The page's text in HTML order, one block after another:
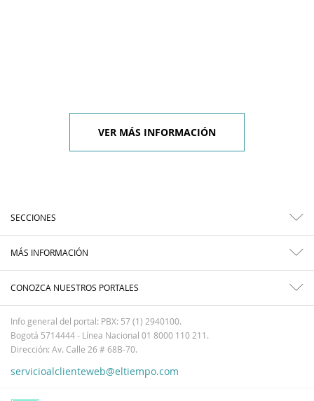
VER MÁS INFORMACIÓN
SECCIONES
MÁS INFORMACIÓN
CONOZCA NUESTROS PORTALES
Info general del portal: PBX: 57 (1) 2940100.
Bogotá 5714444 - Línea Nacional 01 8000 110 211.
Dirección: Av. Calle 26 # 68B-70.
servicioalclienteweb@eltiempo.com